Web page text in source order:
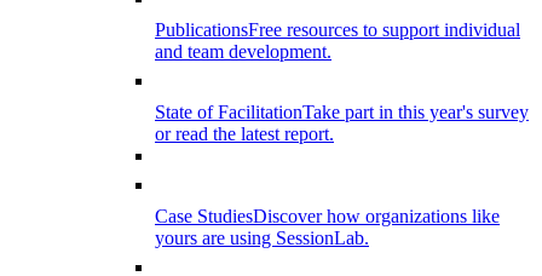
PublicationsFree resources to support individual
and team development.
State of FacilitationTake part in this year's survey
or read the latest report.
Case StudiesDiscover how organizations like
yours are using SessionLab.